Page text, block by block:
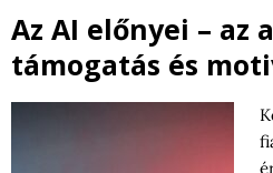
Az AI előnyei – az
támogatás és